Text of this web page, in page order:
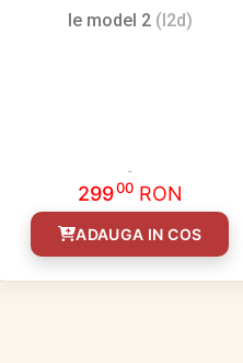
Ie model 2 (I2d)
29900 RON
ADAUGA IN COS